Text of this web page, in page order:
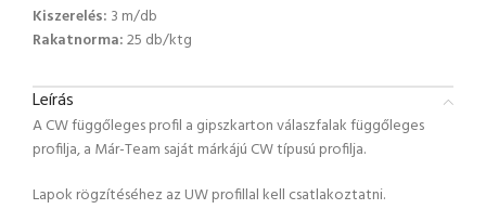
Kiszerelés: 3 m/db
Rakatnorma:25 db/ktg
Leírás
A CW függőleges profil a gipszkarton válaszfalak függőleges
profilja, a Már-Team saját márkájú CW típusú profilja.
Lapok rögzítéséhez az UW profillal kell csatlakoztatni.